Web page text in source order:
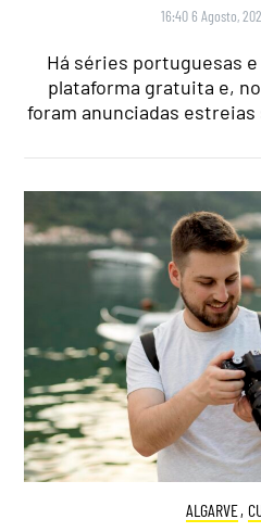
16:40 6 Agosto,
Há séries portuguesas
plataforma gratuita e,
foram anunciadas
ALGARVE,